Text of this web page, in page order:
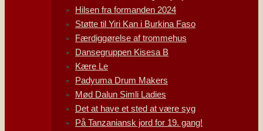
Hilsen fra formanden 2024
Støtte til Yiri Kan i Burkina Faso
Færdiggørelse af trommehus
Dansegruppen Kisesa B
Kære Le
Padyuma Drum Makers
Mød Dalun Simli Ladies
Det at have et sted at være syg
På Tanzaniansk jord for 19. gang!